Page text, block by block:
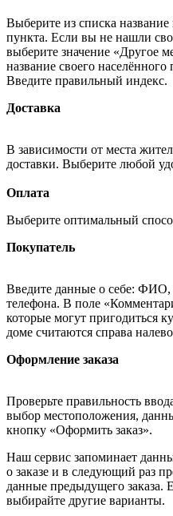
Выберите из списка
пункта. Если вы не нашли
выберите значение «Другое
название своего
Введите правильный индекс.
Доставка
В зависимости от места
доставки. Выберите любой
Оплата
Выберите оптимальный
Покупатель
Введите данные о себе: ФИО,
телефона. В поле
которые могут пригодиться
доме считаются справа
Оформление заказа
Проверьте правильность
выбор местоположения,
кнопку «Оформить заказ».
Наш сервис запоминает
о заказе и в следующий раз
данные предыдущего заказа.
выбирайте другие варианты.